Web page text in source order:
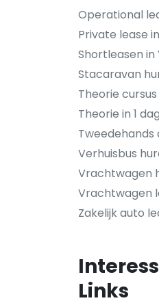
Operational
Private lease
Shortleasen in
Stacaravan
Theorie
Theorie in 1
Tweedehands
Verhuisbus
Vrachtwagen
Vrachtwagen
Zakelijk auto
Links